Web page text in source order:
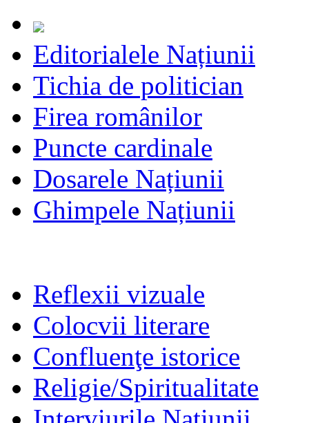
Editorialele Națiunii
Tichia de politician
Firea românilor
Puncte cardinale
Dosarele Națiunii
Ghimpele Națiunii
Reflexii vizuale
Colocvii literare
Confluenţe istorice
Religie/Spiritualitate